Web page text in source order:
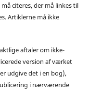
citeres, der må linkes til
Artiklerne må ikke
aftaler om ikke-
version af værket
udgive det i en bog),
i nærværende